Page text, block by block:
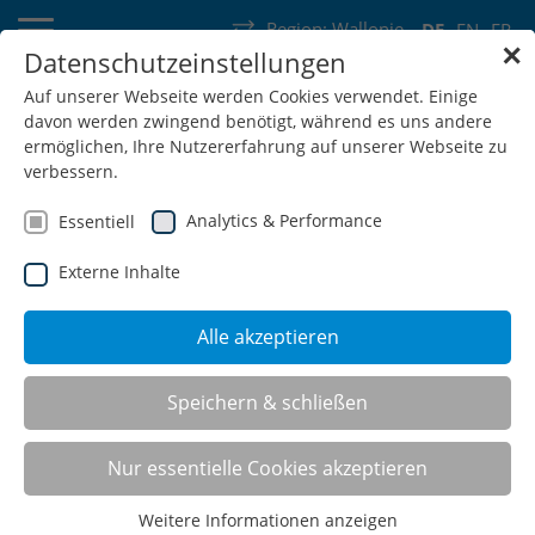
DE EN FR
Region: Wallonie
Deutschland Schweiz Österreich Belgien Frankreich
Luxemburg Niederlande Wallonie
SHOP
✕
Datenschutzeinstellungen
Auf unserer Webseite werden Cookies verwendet. Einige
davon werden zwingend benötigt, während es uns andere
ermöglichen, Ihre Nutzererfahrung auf unserer Webseite zu
verbessern.
Essentiell Analytics & Performance
Externe Inhalte
Alle akzeptieren
Speichern & schließen
Nur essentielle Cookies akzeptieren
Weitere Informationen anzeigen